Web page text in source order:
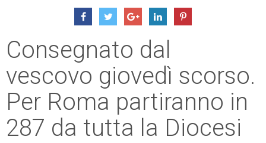
Consegnato dal
vescovo giovedì scorso.
Per Roma partiranno in
287 da tutta la Diocesi